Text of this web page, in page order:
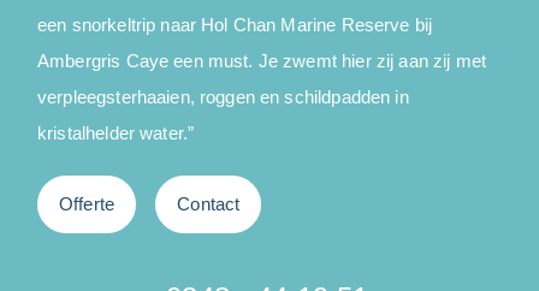
een snorkeltrip naar Hol Chan Marine Reserve bij
Ambergris Caye een must. Je zwemt hier zij aan zij met
verpleegsterhaaien, roggen en schildpadden in
kristalhelder water.”
Offerte Contact